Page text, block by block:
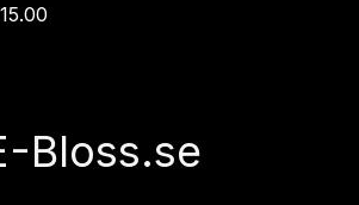
Bloss.se